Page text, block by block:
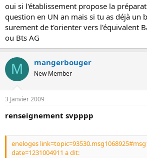
oui si l'établissement propose la
question en UN an mais si tu as déjà un
surement de t'orienter vers l'équivalent
ou Bts AG
M mangerbouger
New Member
3 Janvier 2009
renseignement svpppp
eneloges
date=1231004911 a dit: